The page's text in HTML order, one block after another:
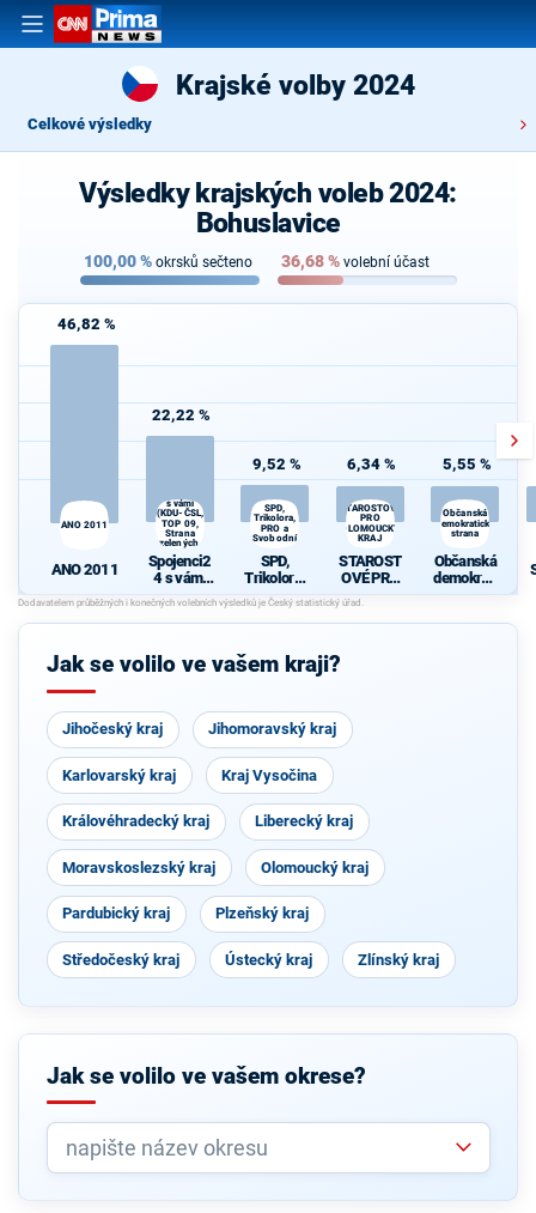
Krajské volby 2024
Celkové výsledky
Výsledky krajských voleb 2024:
Bohuslavice
100,00% okrsků sečteno 36,68% volební účast
46,82 %
ANO 2011
ANO 2011
22,22 %
s vámi
(KDU-ČSL,
TOP 09,
Strana
zelených,
Nestraníci)
Spojenci2
4 s vámi
(KDU-
ČSL, TOP
09, Strana
Nestraníci
9,52 %
SPD,
Trikolora,
PRO a
Svobodní
SPD,
Trikolora,
PRO a
Svobodní
6,34 %
STAROSTOVÉ
PRO
OLOMOUCKÝ
KRAJ
STAROST
OVÉ PRO
OLOMOU
CKÝ KRAJ
5,55 %
Občanská
demokratická
strana
Občanská
demokrati
cká strana
Jak se volilo ve vašem kraji?
Jihočeský kraj Jihomoravský kraj
Karlovarský kraj Kraj Vysočina
Královéhradecký kraj Liberecký kraj
Moravskoslezský kraj Olomoucký kraj
Pardubický kraj Plzeňský kraj
Středočeský kraj Ústecký kraj Zlínský kraj
Jak se volilo ve vašem okrese?